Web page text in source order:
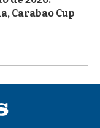
Carabao Cup